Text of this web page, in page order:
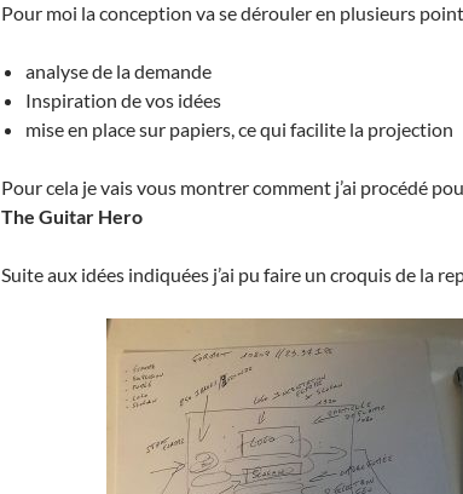
Pour moi la conception va se dérouler en plusieurs
analyse de la demande
Inspiration de vos idées
mise en place sur papiers, ce qui facilite la projection
Pour cela je vais vous montrer comment j’ai procédé
The Guitar Hero
Suite aux idées indiquées j’ai pu faire un croquis de la